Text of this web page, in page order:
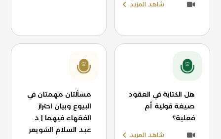
شاهد المزيد
هل الكتابة في العقود
صيغة قولية أم
فعلية؟
شاهد المزيد
مسألتان مهمتان في
البيوع وبيان احتراز
الفقهاء فيهما | د.
عبد السلام الشويعر